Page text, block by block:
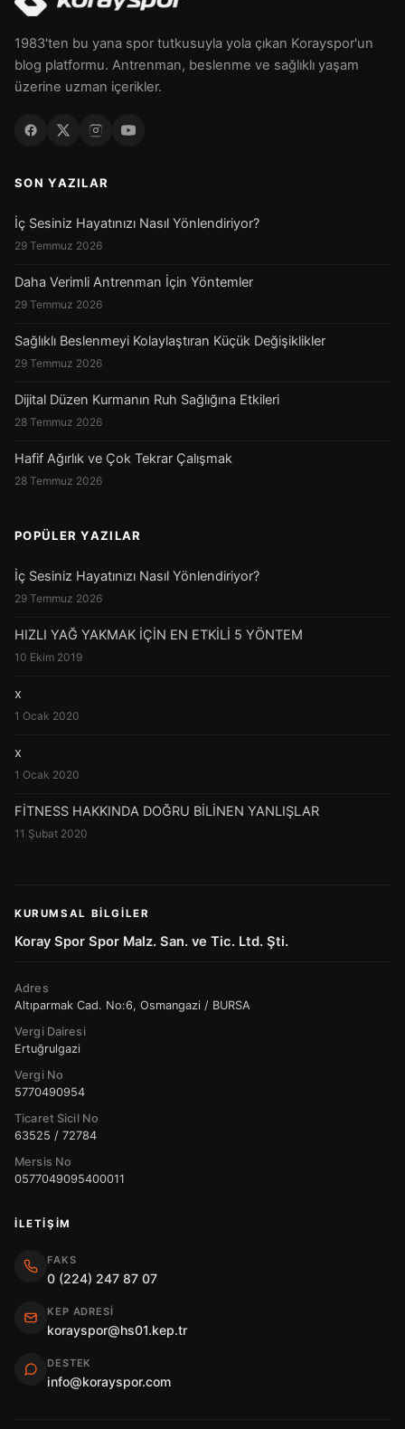
1983'ten bu yana spor tutkusuyla yola çıkan Korayspor'un
blog platformu. Antrenman, beslenme ve sağlıklı yaşam
üzerine uzman içerikler.
SON YAZILAR
İç Sesiniz Hayatınızı Nasıl Yönlendiriyor?
29 Temmuz 2026
Daha Verimli Antrenman İçin Yöntemler
29 Temmuz 2026
Sağlıklı Beslenmeyi Kolaylaştıran Küçük Değişiklikler
29 Temmuz 2026
Dijital Düzen Kurmanın Ruh Sağlığına Etkileri
28 Temmuz 2026
Hafif Ağırlık ve Çok Tekrar Çalışmak
28 Temmuz 2026
POPÜLER YAZILAR
İç Sesiniz Hayatınızı Nasıl Yönlendiriyor?
29 Temmuz 2026
HIZLI YAĞ YAKMAK İÇİN EN ETKİLİ 5 YÖNTEM
10 Ekim 2019
x
1 Ocak 2020
x
1 Ocak 2020
FİTNESS HAKKINDA DOĞRU BİLİNEN YANLIŞLAR
11 Şubat 2020
KURUMSAL BILGILER
Koray Spor Spor Malz. San. ve Tic. Ltd. Şti.
Adres
Altıparmak Cad. No:6, Osmangazi / BURSA
Vergi Dairesi
Ertuğrulgazi
Vergi No
5770490954
Ticaret Sicil No
63525 / 72784
Mersis No
0577049095400011
İLETIŞIM
FAKS
0 (224) 247 87 07
KEP ADRESI
korayspor@hs01.kep.tr
DESTEK
info@korayspor.com